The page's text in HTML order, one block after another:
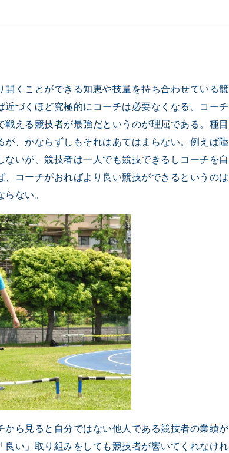
くことができる知恵や技量を持ち合わせている競
づくほど究極的にコーチは必要なくなる。コーチ
える競技者が最強だというのが理屈である。種目
、かならずしもそれはあてはまらない。例えば陸
いが、競技者は一人でも競技できるしコーチを自
コーチがおればより良い競技ができるというのは
ない。
ら見ると自分ではない他人である競技者の業績が
い」取り組みをしても競技者が響いてくれなけれ